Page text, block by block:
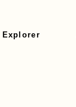
Explorer